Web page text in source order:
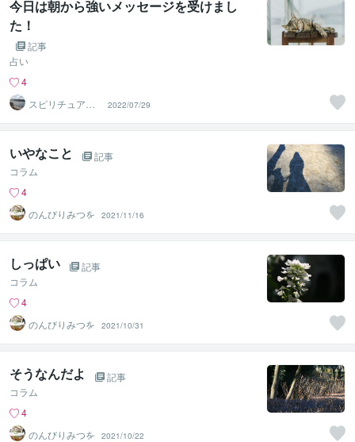
今日は朝から強いメッセージを受けまし
た！
記事
占い
4
スピリチュアル
カウンセラー沙
耶美
2022/07/29
いやなこと
記事
コラム
4
のんびりみつを
2021/11/16
しっぱい
記事
コラム
4
のんびりみつを
2021/10/31
そうなんだよ
記事
コラム
4
のんびりみつを
2021/10/22